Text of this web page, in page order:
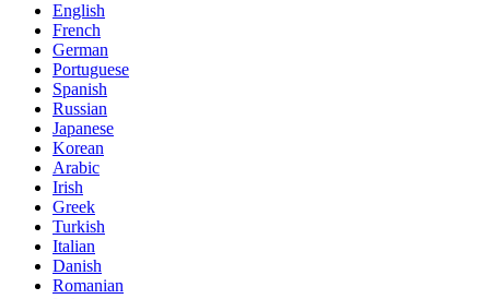
English
French
German
Portuguese
Spanish
Russian
Japanese
Korean
Arabic
Irish
Greek
Turkish
Italian
Danish
Romanian